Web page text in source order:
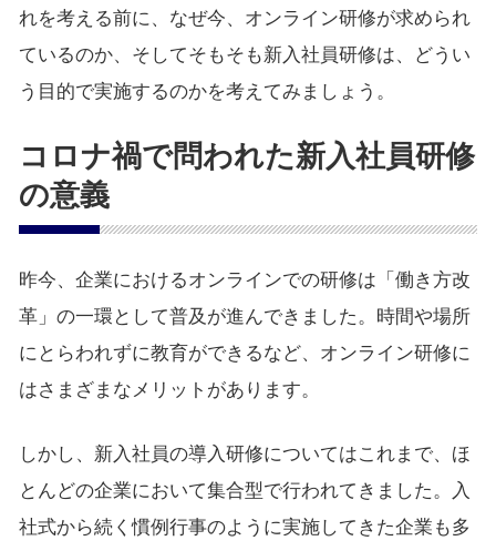
れを考える前に、なぜ今、オンライン研修が求められ
ているのか、そしてそもそも新入社員研修は、どうい
う目的で実施するのかを考えてみましょう。
コロナ禍で問われた新入社員研修
の意義
昨今、企業におけるオンラインでの研修は「働き方改
革」の一環として普及が進んできました。時間や場所
にとらわれずに教育ができるなど、オンライン研修に
はさまざまなメリットがあります。
しかし、新入社員の導入研修についてはこれまで、ほ
とんどの企業において集合型で行われてきました。入
社式から続く慣例行事のように実施してきた企業も多